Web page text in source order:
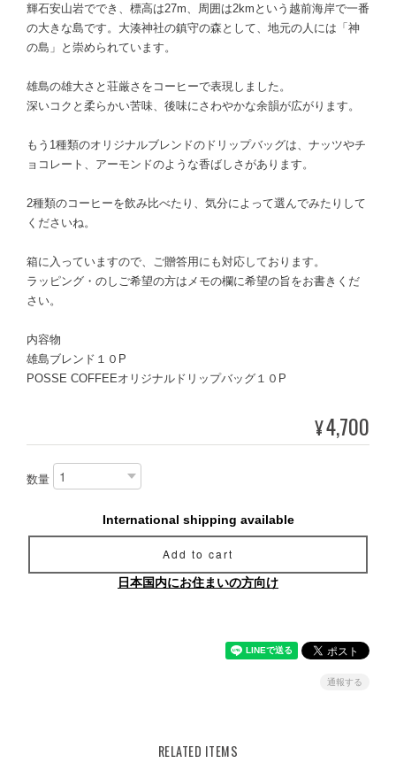
輝石安山岩ででき、標高は27m、周囲は2kmという越前海岸で一番
の大きな島です。大湊神社の鎮守の森として、地元の人には「神
の島」と崇められています。
雄島の雄大さと荘厳さをコーヒーで表現しました。
深いコクと柔らかい苦味、後味にさわやかな余韻が広がります。
もう1種類のオリジナルブレンドのドリップバッグは、ナッツやチ
ョコレート、アーモンドのような香ばしさがあります。
2種類のコーヒーを飲み比べたり、気分によって選んでみたりして
くださいね。
箱に入っていますので、ご贈答用にも対応しております。
ラッピング・のしご希望の方はメモの欄に希望の旨をお書きくだ
さい。
内容物
雄島ブレンド１０P
POSSE COFFEEオリジナルドリップバッグ１０P
¥4,700
数量
International shipping available
Add to cart
日本国内にお住まいの方向け
通報する
RELATED ITEMS